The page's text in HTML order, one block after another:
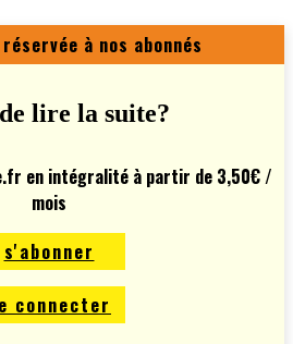
à nos abonnés
lire la suite?
en intégralité à partir de 3,50€ /
mois
s'abonner
connecter